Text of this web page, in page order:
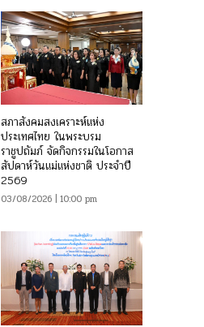
สภาสังคมสงเคราะห์แห่ง
ประเทศไทย ในพระบรม
ราชูปถัมภ์ จัดกิจกรรมในโอกาส
สัปดาห์วันแม่แห่งชาติ ประจำปี
2569
03/08/2026 | 10:00 pm